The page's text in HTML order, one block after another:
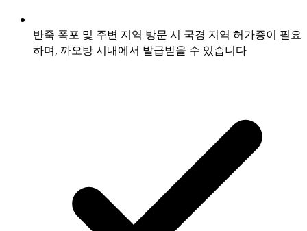
반죽 폭포 및 주변 지역 방문 시 국경 지역 허가증이 필요
하며, 까오방 시내에서 발급받을 수 있습니다